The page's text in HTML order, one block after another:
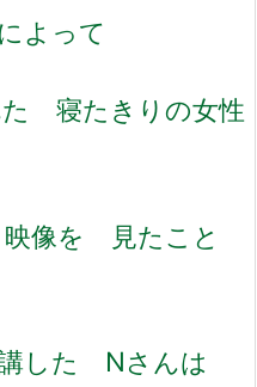
よって
た 寝たきりの女性
像を 見たこと
講した Nさんは